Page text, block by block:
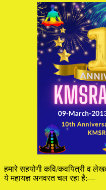
हमारे सहयोगी कवि/कवयित्री व
ये महायज्ञ अनवरत चल रहा है:—